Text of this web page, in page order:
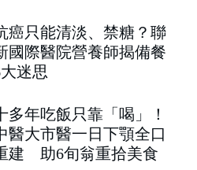
癌只能清淡、禁糖？聯
國際醫院營養師揭備餐
迷思
多年吃飯只靠「喝」！
醫大市醫一日下顎全口
建 助6旬翁重拾美食